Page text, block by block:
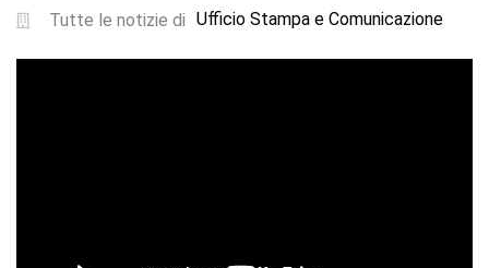
Tutte le notizie di Ufficio Stampa e Comunicazione